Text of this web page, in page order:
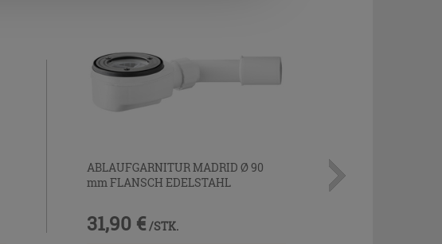
ABLAUFGARNITUR MADRID Ø 90
mm FLANSCH EDELSTAHL
31,90 € /STK.